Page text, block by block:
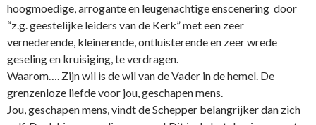
hoogmoedige, arrogante en leugenachtige enscenering door
“z.g. geestelijke leiders van de Kerk” met een zeer
vernederende, kleinerende, o­ntluisterende en zeer wrede
geseling en kruisiging, te verdragen.
Waarom…. Zijn wil is de wil van de Vader in de hemel. De
grenzenloze liefde voor jou, geschapen mens.
Jou, geschapen mens, vindt de Schepper belangrijker dan zich